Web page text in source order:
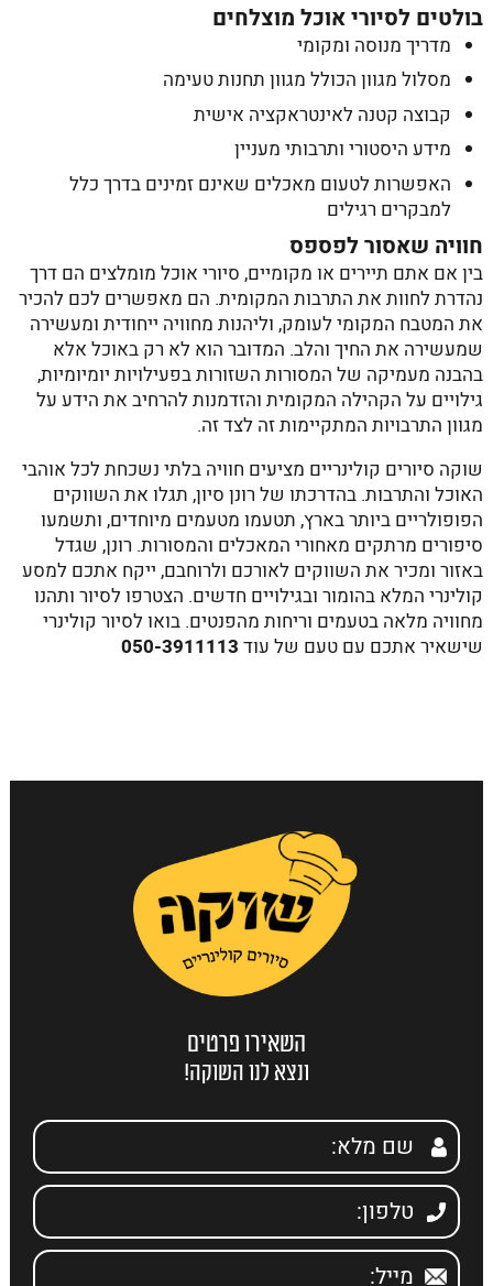
בולטים לסיורי אוכל מוצלחים
מדריך מנוסה ומקומי
מסלול מגוון הכולל מגוון תחנות טעימה
קבוצה קטנה לאינטראקציה אישית
מידע היסטורי ותרבותי מעניין
האפשרות לטעום מאכלים שאינם זמינים בדרך כלל
למבקרים רגילים
חוויה שאסור לפספס
בין אם אתם תיירים או מקומיים, סיורי אוכל מומלצים הם דרך
נהדרת לחוות את התרבות המקומית. הם מאפשרים לכם להכיר
את המטבח המקומי לעומק, וליהנות מחוויה ייחודית ומעשירה
שמעשירה את החיך והלב. המדובר הוא לא רק באוכל אלא
בהבנה מעמיקה של המסורות השזורות בפעילויות יומיומיות,
גילויים על הקהילה המקומית והזדמנות להרחיב את הידע על
מגוון התרבויות המתקיימות זה לצד זה.
שוקה סיורים קולינריים מציעים חוויה בלתי נשכחת לכל אוהבי
האוכל והתרבות. בהדרכתו של רונן סיון, תגלו את השווקים
הפופולריים ביותר בארץ, תטעמו מטעמים מיוחדים, ותשמעו
סיפורים מרתקים מאחורי המאכלים והמסורות. רונן, שגדל
באזור ומכיר את השווקים לאורכם ולרוחבם, ייקח אתכם למסע
קולינרי המלא בהומור ובגילויים חדשים. הצטרפו לסיור ותהנו
מחוויה מלאה בטעמים וריחות מהפנטים. בואו לסיור קולינרי
שישאיר אתכם עם טעם של עוד 050-3911113
השאירו פרטים
ונצא לנו השוקה!